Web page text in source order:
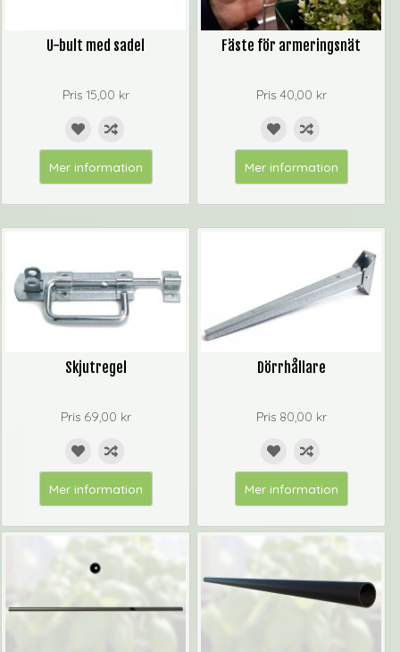
U-bult med sadel
Pris 15,00 kr
Mer information
Fäste för armeringsnät
Pris 40,00 kr
Mer information
Skjutregel
Pris 69,00 kr
Mer information
Dörrhållare
Pris 80,00 kr
Mer information